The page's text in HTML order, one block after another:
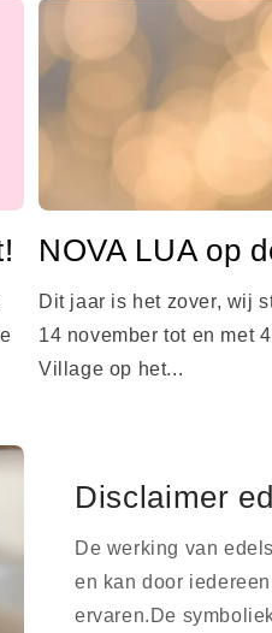
NOVA LUA op
Dit jaar is het zover, wij
14 november tot en met
Village op het...
Disclaimer
De werking van
en kan door
ervaren.De